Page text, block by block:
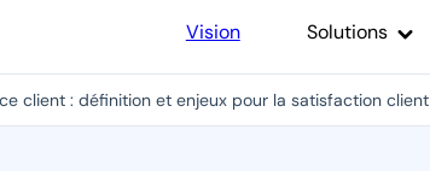
Vision Solutions
client : définition et enjeux pour la satisfaction client